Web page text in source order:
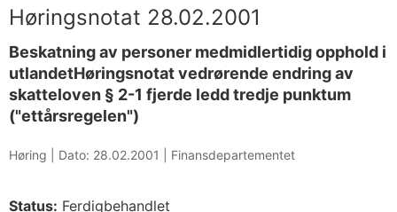
Høringsnotat 28.02.2001
Beskatning av personer medmidlertidig opphold i
utlandetHøringsnotat vedrørende endring av
skatteloven § 2-1 fjerde ledd tredje punktum
("ettårsregelen")
Høring | Dato: 28.02.2001 Finansdepartementet
Status: Ferdigbehandlet